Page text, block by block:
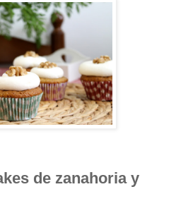
de zanahoria y